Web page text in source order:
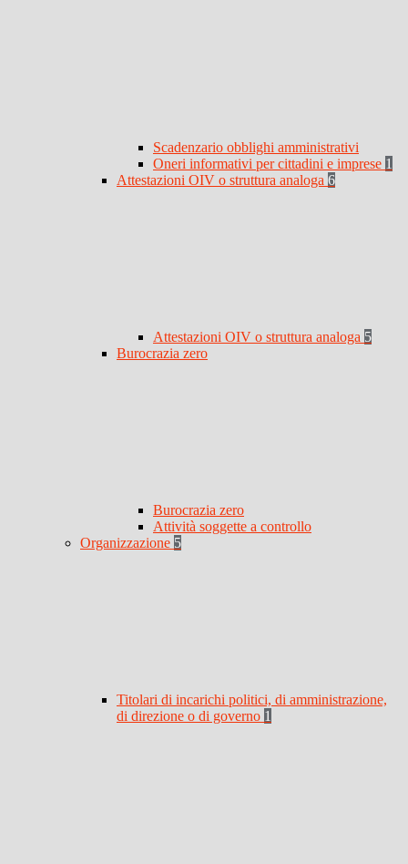
Scadenzario obblighi amministrativi
Oneri informativi per cittadini e imprese 1
Attestazioni OIV o struttura analoga 6
Attestazioni OIV o struttura analoga 5
Burocrazia zero
Burocrazia zero
Attività soggette a controllo
Organizzazione 5
Titolari di incarichi politici, di amministrazione,
di direzione o di governo 1